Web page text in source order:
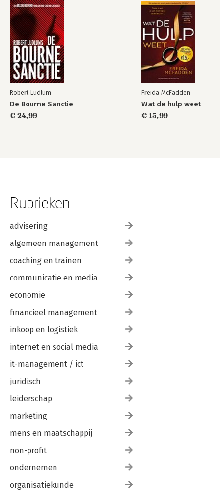
Robert Ludlum
De Bourne Sanctie
€ 24,99
Freida McFadden
Wat de hulp weet
€ 15,99
Rubrieken
advisering
algemeen management
coaching en trainen
communicatie en media
economie
financieel management
inkoop en logistiek
internet en social media
it-management / ict
juridisch
leiderschap
marketing
mens en maatschappij
non-profit
ondernemen
organisatiekunde